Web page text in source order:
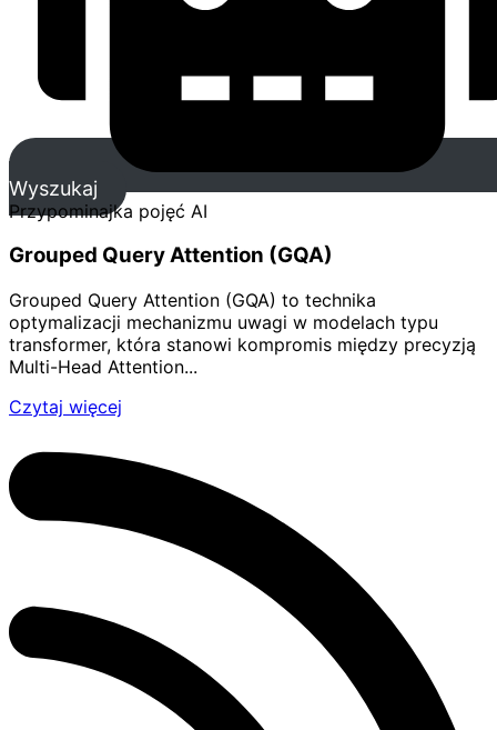
Wyszukaj
Przypominajka pojęć AI
Grouped Query Attention (GQA)
Grouped Query Attention (GQA) to technika
optymalizacji mechanizmu uwagi w modelach typu
transformer, która stanowi kompromis między precyzją
Multi-Head Attention...
Czytaj więcej